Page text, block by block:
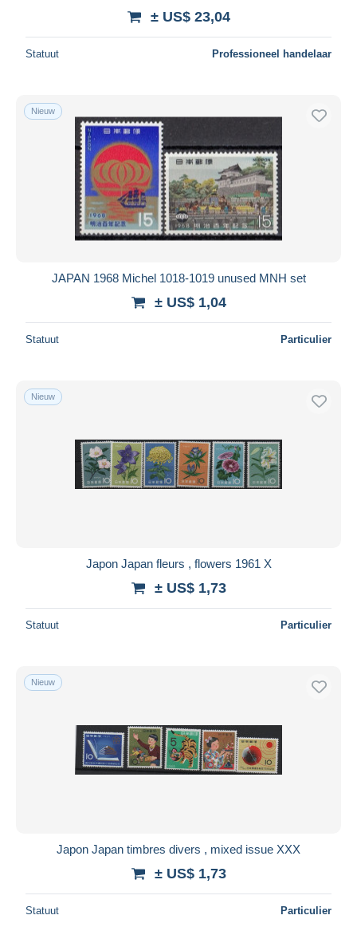
± US$ 23,04
Statuut Professioneel handelaar
Nieuw
JAPAN 1968 Michel 1018-1019 unused MNH set
± US$ 1,04
Statuut Particulier
Nieuw
Japon Japan fleurs , flowers 1961 X
± US$ 1,73
Statuut Particulier
Nieuw
Japon Japan timbres divers , mixed issue XXX
± US$ 1,73
Statuut Particulier